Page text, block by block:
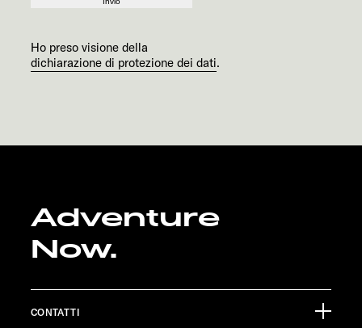
Ho preso visione della
dichiarazione di protezione dei dati.
Adventure
Now.
CONTATTI